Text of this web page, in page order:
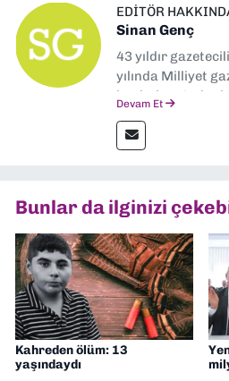
EDITÖR
Sinan Genç
43 yıldır
yılında Milliyet
başladım.
muhabir, editör,
müdürü olarak
Gazetesi'nde
Devam Et
Bunlar da ilginizi
Kahreden ölüm: 13
yaşındaydı